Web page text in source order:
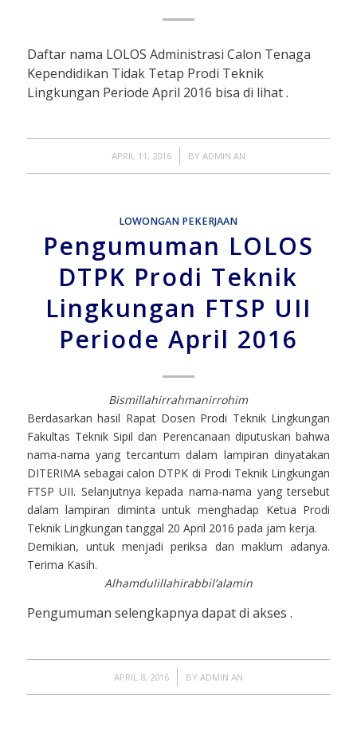
Daftar nama LOLOS Administrasi Calon Tenaga
Kependidikan Tidak Tetap Prodi Teknik
Lingkungan Periode April 2016 bisa di lihat .
APRIL 11, 2016
/ BY ADMIN AN
LOWONGAN PEKERJAAN
Pengumuman LOLOS
DTPK Prodi Teknik
Lingkungan FTSP UII
Periode April 2016
Bismillahirrahmanirrohim
Berdasarkan hasil Rapat Dosen Prodi Teknik Lingkungan
Fakultas Teknik Sipil dan Perencanaan diputuskan bahwa
nama-nama yang tercantum dalam lampiran dinyatakan
DITERIMA sebagai calon DTPK di Prodi Teknik Lingkungan
FTSP UII. Selanjutnya kepada nama-nama yang tersebut
dalam lampiran diminta untuk menghadap Ketua Prodi
Teknik Lingkungan tanggal 20 April 2016 pada jam kerja.
Demikian, untuk menjadi periksa dan maklum adanya.
Terima Kasih.
Alhamdulillahirabbil’alamin
Pengumuman selengkapnya dapat di akses .
APRIL 8, 2016
/ BY ADMIN AN